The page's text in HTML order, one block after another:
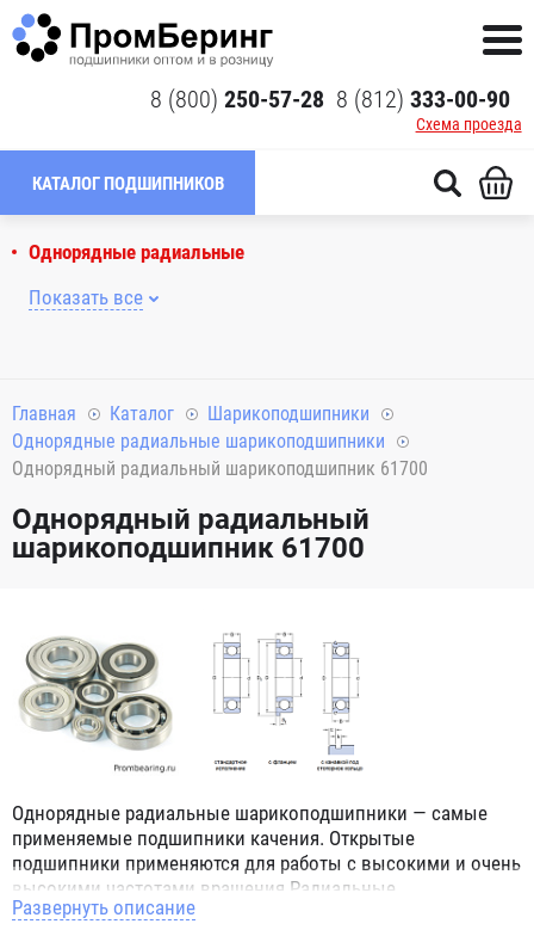
8 (800) 250-57-28 8 (812) 333-00-90
Схема проезда
КАТАЛОГ ПОДШИПНИКОВ
Однорядные радиальные
Показать все
Главная Каталог
Шарикоподшипники
Однорядные радиальные шарикоподшипники
Однорядный радиальный шарикоподшипник 61700
Однорядный радиальный
шарикоподшипник 61700
Однорядные радиальные шарикоподшипники — самые
применяемые подшипники качения. Открытые
подшипники применяются для работы с высокими и очень
высокими частотами вращения.Радиальные
шарикоподшипники обозначением 2Z ZZ с обеих сторон
Развернуть описание